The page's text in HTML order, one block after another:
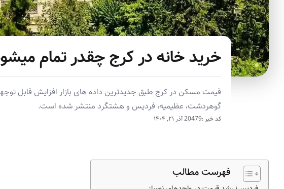
خرید خانه در کرج چقدر تمام
قیمت مسکن در کرج طبق جدیدترین داده های بازار افزایش قابل
گوهردشت، عظیمیه، فردیس و هشتگرد منتشر شده است.
کد خبر :20479 آذر ۲۱, ۱۴۰۴
فهرست مطالب